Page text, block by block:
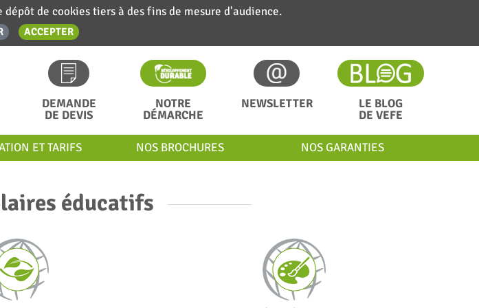
de cookies tiers à des fins de mesure d'audience.
ACCEPTER
DEMANDE
DE DEVIS
NOTRE
DÉMARCHE
NEWSLETTER
LE BLOG
DE VEFE
ET TARIFS NOS BROCHURES NOS GARANTIES
éducatifs